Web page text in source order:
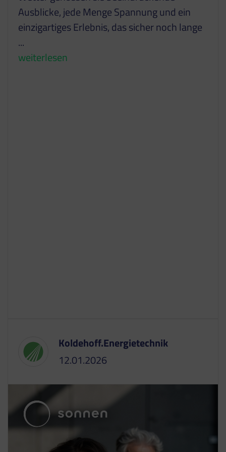
Ausblicke, jede Menge Spannung und ein
einzigartiges Erlebnis, das sicher noch lange
...
weiterlesen
Koldehoff.Energietechnik
12.01.2026